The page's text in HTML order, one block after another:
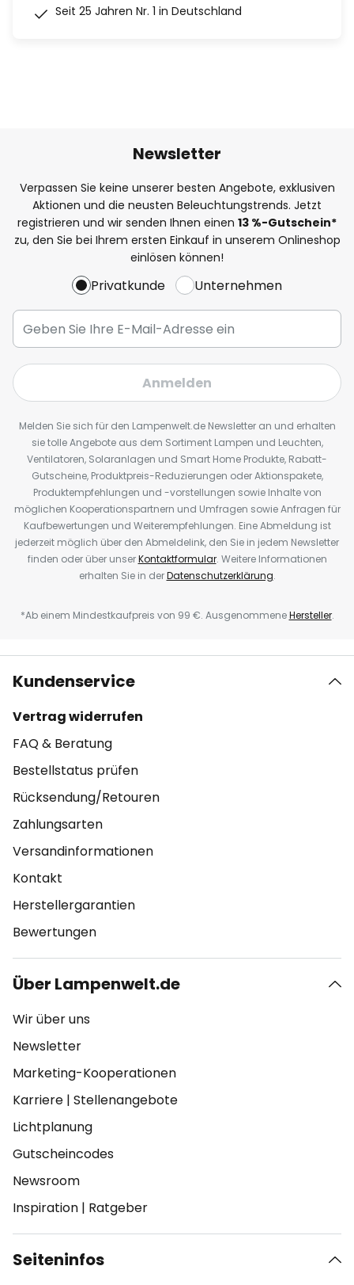
Seit 25 Jahren Nr. 1 in Deutschland
Newsletter
Verpassen Sie keine unserer besten Angebote, exklusiven
Aktionen und die neusten Beleuchtungstrends. Jetzt
registrieren und wir senden Ihnen einen 13 %-Gutschein*
zu, den Sie bei Ihrem ersten Einkauf in unserem Onlineshop
einlösen können!
Privatkunde Unternehmen
Anmelden
Melden Sie sich für den Lampenwelt.de Newsletter an und erhalten
sie tolle Angebote aus dem Sortiment Lampen und Leuchten,
Ventilatoren, Solaranlagen und Smart Home Produkte, Rabatt-
Gutscheine, Produktpreis-Reduzierungen oder Aktionspakete,
Produktempfehlungen und -vorstellungen sowie Inhalte von
möglichen Kooperationspartnern und Umfragen sowie Anfragen für
Kaufbewertungen und Weiterempfehlungen. Eine Abmeldung ist
jederzeit möglich über den Abmeldelink, den Sie in jedem Newsletter
finden oder über unserKontaktformular. Weitere Informationen
erhalten Sie in derDatenschutzerklärung.
*Ab einem Mindestkaufpreis von 99 €. AusgenommeneHersteller.
Kundenservice
Vertrag widerrufen
FAQ & Beratung
Bestellstatus prüfen
Rücksendung/Retouren
Zahlungsarten
Versandinformationen
Kontakt
Herstellergarantien
Bewertungen
Über Lampenwelt.de
Wir über uns
Newsletter
Marketing-Kooperationen
Karriere | Stellenangebote
Lichtplanung
Gutscheincodes
Newsroom
Inspiration | Ratgeber
Seiteninfos